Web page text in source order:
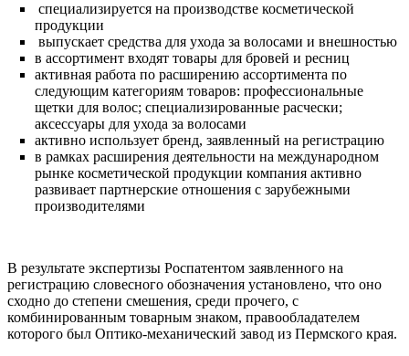
специализируется на производстве косметической
продукции
выпускает средства для ухода за волосами и внешностью
в ассортимент входят товары для бровей и ресниц
активная работа по расширению ассортимента по
следующим категориям товаров: профессиональные
щетки для волос; специализированные расчески;
аксессуары для ухода за волосами
активно использует бренд, заявленный на регистрацию
в рамках расширения деятельности на международном
рынке косметической продукции компания активно
развивает партнерские отношения с зарубежными
производителями
В результате экспертизы Роспатентом заявленного на
регистрацию словесного обозначения установлено, что оно
сходно до степени смешения, среди прочего, с
комбинированным товарным знаком, правообладателем
которого был Оптико-механический завод из Пермского края.